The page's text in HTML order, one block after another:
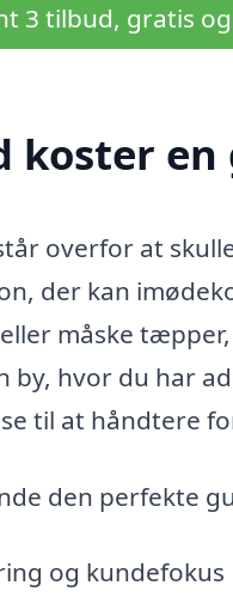
3 tilbud, gratis
koster
overfor at
der kan
måske
by, hvor du har
til at håndtere
den perfekte
og kundefokus